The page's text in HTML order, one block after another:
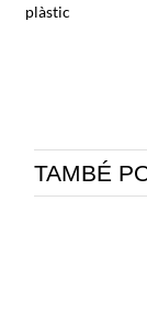
plàstic
TAMBÉ